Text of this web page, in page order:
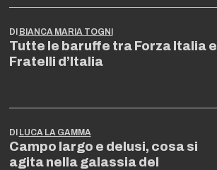
DI BIANCA MARIA TOGNI
Tutte le baruffe tra Forza Italia e
Fratelli d’Italia
DI LUCA LA GAMMA
Campo largo e delusi, cosa si
agita nella galassia del